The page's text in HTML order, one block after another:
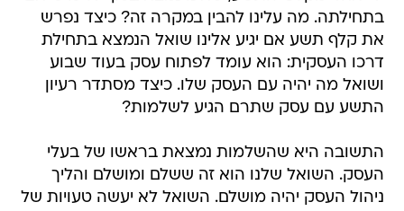
בתחילתה. מה עלינו להבין במקרה זה? כיצד נפרש
את קלף תשע אם יגיע אלינו שואל הנמצא בתחילת
דרכו העסקית: הוא עומד לפתוח עסק בעוד שבוע
ושואל מה יהיה עם העסק שלו. כיצד מסתדר רעיון
התשע עם עסק שתרם הגיע לשלמות?
התשובה היא שהשלמות נמצאת בראשו של בעלי
העסק. השואל שלנו הוא זה ששלם ומושלם והליך
ניהול העסק יהיה מושלם. השואל לא יעשה טעויות של